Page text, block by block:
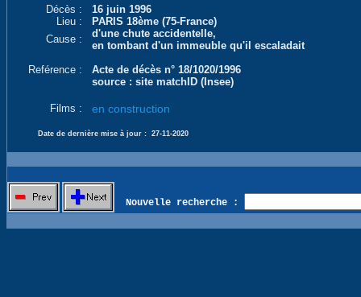
Décès :
16 juin 1996
Lieu :
PARIS 18ème (75-France)
Cause :
d'une chute accidentelle,
en tombant d'un immeuble qu'il escaladait
Reférence :
Acte de décès n° 18/1020/1996
source : site matchID (Insee)
Films : en construction
Date de dernière mise à jour : 27-11-2020
Nouvelle recherche :